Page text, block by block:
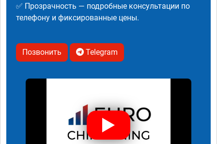
✅ Прозрачность — подробные консультации по
телефону и фиксированные цены.
Позвонить Telegram